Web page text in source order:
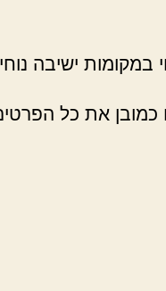
במקומות ישיבה
כמובן את כל